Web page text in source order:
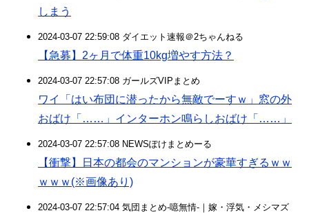
しまう
2024-03-07 22:59:08 ダイエット速報＠2ちゃんねる
【急募】2ヶ月で体重10kg増やす方法？
2024-03-07 22:57:08 ガールズVIPまとめ
ワイ「はい布団に潜ったから無敵でーすｗ」窓の外
おばけ「……」インターホン鳴らしおばけ「……」
2024-03-07 22:57:08 NEWSぽけまとめーる
【衝撃】日本の都会のマンションが豪華すぎるｗｗ
ｗｗｗ(※画像あり)
2024-03-07 22:57:04 気団まとめ-噫無情-｜嫁・浮気・メシマズ